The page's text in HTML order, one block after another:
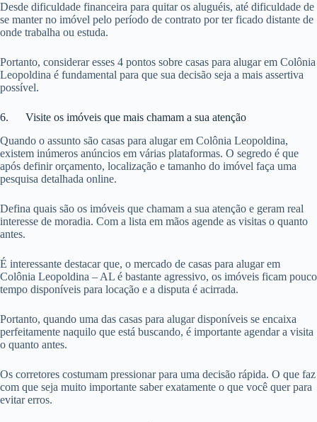
Desde dificuldade financeira para quitar os aluguéis, até dificuldade de
se manter no imóvel pelo período de contrato por ter ficado distante de
onde trabalha ou estuda.
Portanto, considerar esses 4 pontos sobre casas para alugar em Colônia
Leopoldina é fundamental para que sua decisão seja a mais assertiva
possível.
6. Visite os imóveis que mais chamam a sua atenção
Quando o assunto são casas para alugar em Colônia Leopoldina,
existem inúmeros anúncios em várias plataformas. O segredo é que
após definir orçamento, localização e tamanho do imóvel faça uma
pesquisa detalhada online.
Defina quais são os imóveis que chamam a sua atenção e geram real
interesse de moradia. Com a lista em mãos agende as visitas o quanto
antes.
É interessante destacar que, o mercado de casas para alugar em
Colônia Leopoldina – AL é bastante agressivo, os imóveis ficam pouco
tempo disponíveis para locação e a disputa é acirrada.
Portanto, quando uma das casas para alugar disponíveis se encaixa
perfeitamente naquilo que está buscando, é importante agendar a visita
o quanto antes.
Os corretores costumam pressionar para uma decisão rápida. O que faz
com que seja muito importante saber exatamente o que você quer para
evitar erros.